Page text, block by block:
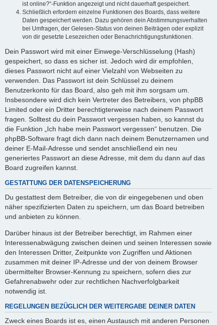
ist online?“-Funktion angezeigt und nicht dauerhaft gespeichert.
Schließlich erfordern einzelne Funktionen des Boards, dass weitere
Daten gespeichert werden. Dazu gehören dein Abstimmungsverhalten
bei Umfragen, der Gelesen-Status von deinen Beiträgen oder explizit
von dir gesetzte Lesezeichen oder Benachrichtigungsfunktionen.
Dein Passwort wird mit einer Einwege-Verschlüsselung (Hash)
gespeichert, so dass es sicher ist. Jedoch wird dir empfohlen,
dieses Passwort nicht auf einer Vielzahl von Webseiten zu
verwenden. Das Passwort ist dein Schlüssel zu deinem
Benutzerkonto für das Board, also geh mit ihm sorgsam um.
Insbesondere wird dich kein Vertreter des Betreibers, von phpBB
Limited oder ein Dritter berechtigterweise nach deinem Passwort
fragen. Solltest du dein Passwort vergessen haben, so kannst du
die Funktion „Ich habe mein Passwort vergessen“ benutzen. Die
phpBB-Software fragt dich dann nach deinem Benutzernamen und
deiner E-Mail-Adresse und sendet anschließend ein neu
generiertes Passwort an diese Adresse, mit dem du dann auf das
Board zugreifen kannst.
GESTATTUNG DER DATENSPEICHERUNG
Du gestattest dem Betreiber, die von dir eingegebenen und oben
näher spezifizierten Daten zu speichern, um das Board betreiben
und anbieten zu können.
Darüber hinaus ist der Betreiber berechtigt, im Rahmen einer
Interessenabwägung zwischen deinen und seinen Interessen sowie
den Interessen Dritter, Zeitpunkte von Zugriffen und Aktionen
zusammen mit deiner IP-Adresse und der von deinem Browser
übermittelter Browser-Kennung zu speichern, sofern dies zur
Gefahrenabwehr oder zur rechtlichen Nachverfolgbarkeit
notwendig ist.
REGELUNGEN BEZÜGLICH DER WEITERGABE DEINER DATEN
Zweck eines Boards ist es, einen Austausch mit anderen Personen